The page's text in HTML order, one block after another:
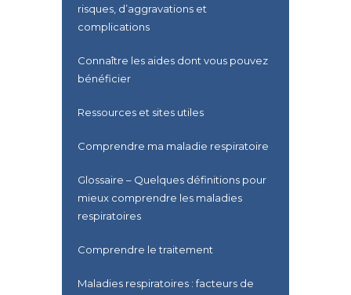
risques, d’aggravations et
complications
Connaître les aides dont vous pouvez
bénéficier
Ressources et sites utiles
Comprendre ma maladie respiratoire
Glossaire – Quelques définitions pour
mieux comprendre les maladies
respiratoires
Comprendre le traitement
Maladies respiratoires : facteurs de